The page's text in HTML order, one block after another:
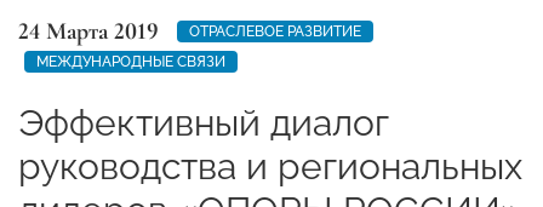
24 Марта 2019
ОТРАСЛЕВОЕ РАЗВИТИЕ
МЕЖДУНАРОДНЫЕ СВЯЗИ
Эффективный диалог
руководства и региональных